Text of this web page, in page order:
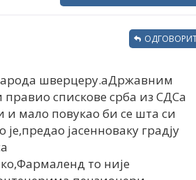
шверцеру.аДржавним
спискове срба из СДСа
и мало повукао би се шта си
јасенноваку градју
то није